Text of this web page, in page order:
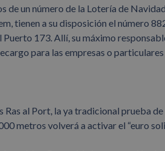
de un número de la Lotería de
tienen a su disposición el número
173. Allí, su máximo
para las empresas o
al Port, la ya tradicional prueba
metros volverá a activar el “euro